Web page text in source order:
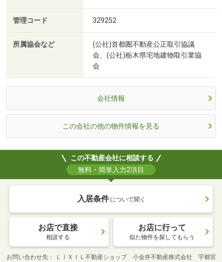
管理コード 329252
所属協会など
(公社)首都圏不動産公正取引協議
会、(公社)栃木県宅地建物取引業協
会
会社情報
この会社の他の物件情報を見る
この不動産会社に相談する
無料・簡単入力2項目
入居条件 について聞く
お店で直接
相談する
お店に行って
似た物件を探してもらう
お問い合わせ先
ＬＩＸＩＬ不動産ショップ 小金井不動産株式会社 宇都宮